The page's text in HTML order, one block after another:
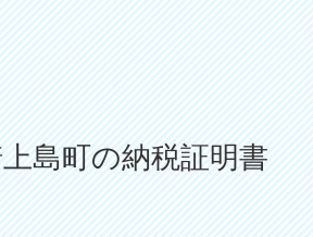
島町の納税証明書